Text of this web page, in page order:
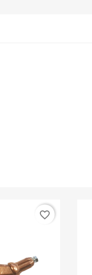
favorite_border